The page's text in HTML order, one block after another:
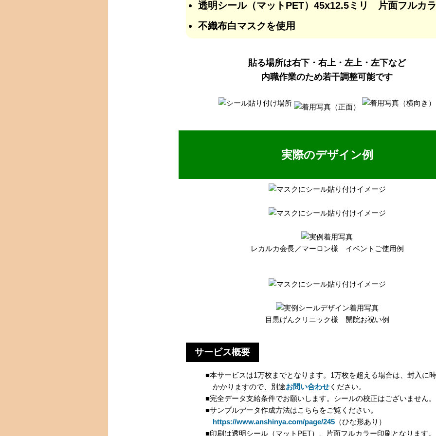
透明シール（マットPET）45x12.5ミリ 片面フルカ
不織布白マスクを使用
貼る場所は右下・右上・左上・左下など
内職作業のため若干調整可能です
実際のデザイン例
レカルカ会長／マーロン様 イベントご使用例
目黒げんクリニック様 開院お祝い例
サービス概要
■本サービスは1万枚までとなります。1万枚を超える場合は、封入に
かかりますので、別途お問い合わせ ください。
■完全データ支給条件でお願いします。シールの校正はございません。
■サンプルデータ作成方法はこちらをご覧ください。
https://www.anshinya.com/page/245 （ひな形あり）
■印刷は透明シール（マットPET）、片面フルカラー印刷となります。